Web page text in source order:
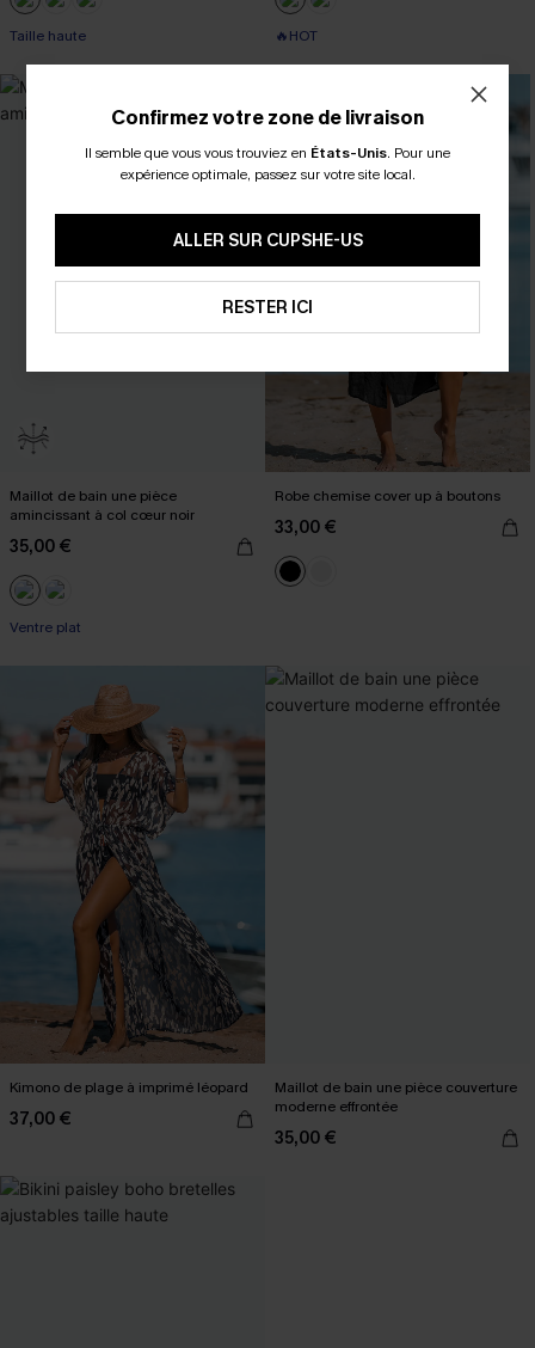
Taille haute 🔥HOT
Maillot de bain une pièce
amincissant à col cœur noir
35,00 €
Ventre plat
Robe chemise cover up à boutons
33,00 €
Kimono de plage à imprimé léopard
37,00 €
Maillot de bain une pièce couverture
moderne effrontée
35,00 €
Confirmez votre zone de livraison
Il semble que vous vous trouviez en États-Unis. Pour une
expérience optimale, passez sur votre site local.
ALLER SUR CUPSHE-US
RESTER ICI